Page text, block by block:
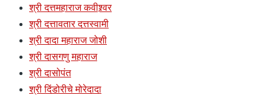
श्री दत्तमहाराज कवीश्र्वर
श्री दत्तावतार दत्तस्वामी
श्री दादा महाराज जोशी
श्री दासगणु महाराज
श्री दासोपंत
श्री दिंडोरीचे मोरेदादा